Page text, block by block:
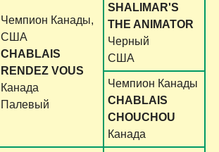
Чемпион Канады,
США
CHABLAIS
RENDEZ VOUS
Канада
Палевый
SHALIMAR'S
THE ANIMATOR
Черный
США
Чемпион Канады
CHABLAIS
CHOUCHOU
Канада